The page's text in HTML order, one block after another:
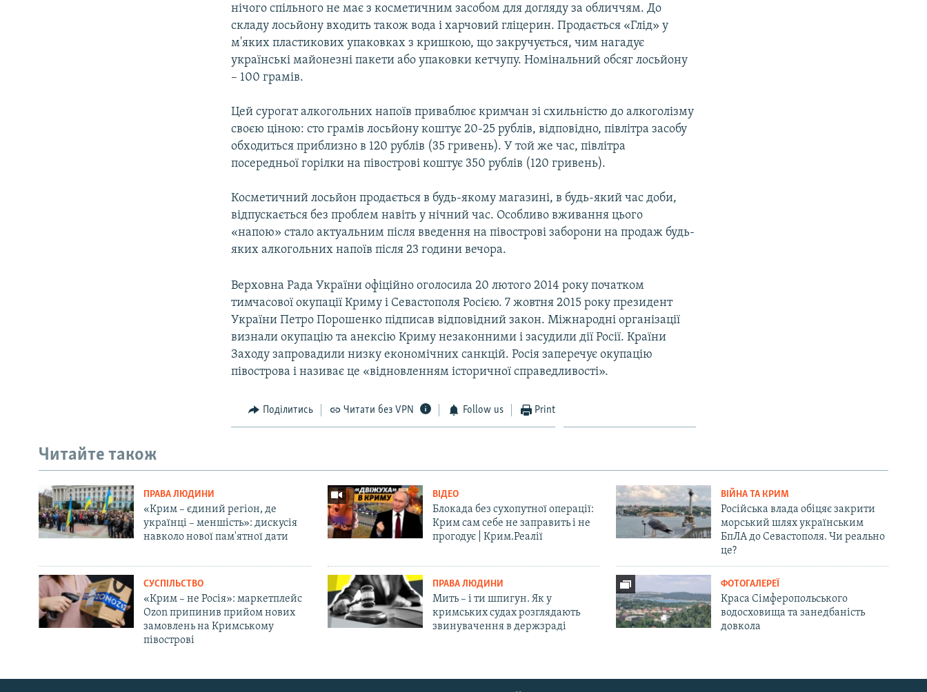
Русский
нічого спільного не має з косметичним засобом для догляду за обличчям. До
складу лосьйону входить також вода і харчовий гліцерин. Продається «Глід» у
м'яких пластикових упаковках з кришкою, що закручується, чим нагадує
українські майонезні пакети або упаковки кетчупу. Номінальний обсяг лосьйону
– 100 грамів.
Цей сурогат алкогольних напоїв приваблює кримчан зі схильністю до алкоголізму
своєю ціною: сто грамів лосьйону коштує 20-25 рублів, відповідно, півлітра засобу
обходиться приблизно в 120 рублів (35 гривень). У той же час, півлітра
посередньої горілки на півострові коштує 350 рублів (120 гривень).
Косметичний лосьйон продається в будь-якому магазині, в будь-який час доби,
відпускається без проблем навіть у нічний час. Особливо вживання цього
«напою» стало актуальним після введення на півострові заборони на продаж будь-
яких алкогольних напоїв після 23 години вечора.
Верховна Рада України офіційно оголосила 20 лютого 2014 року початком
тимчасової окупації Криму і Севастополя Росією. 7 жовтня 2015 року президент
України Петро Порошенко підписав відповідний закон. Міжнародні організації
визнали окупацію та анексію Криму незаконними і засудили дії Росії. Країни
Заходу запровадили низку економічних санкцій. Росія заперечує окупацію
півострова і називає це «відновленням історичної справедливості».
Поділитись Читати без VPN Follow us Print
Читайте також
ПРАВА ЛЮДИНИ
«Крим – єдиний регіон, де
українці – меншість»: дискусія
навколо нової пам'ятної дати
ВІДЕО
Блокада без сухопутної операції:
Крим сам себе не заправить і не
прогодує | Крим.Реалії
ВІЙНА ТА КРИМ
Російська влада обіцяє закрити
морський шлях українським
БпЛА до Севастополя. Чи реально
це?
СУСПІЛЬСТВО
«Крим – не Росія»: маркетплейс
Ozon припинив прийом нових
замовлень на Кримському
півострові
ПРАВА ЛЮДИНИ
Мить – і ти шпигун. Як у
кримських судах розглядають
звинувачення в держзраді
ФОТОГАЛЕРЕЇ
Краса Сімферопольського
водосховища та занедбаність
довкола